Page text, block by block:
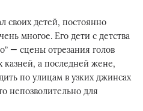
своих детей, постоянно
многое. Его дети с детства
— сцены отрезания голов
а последней жене,
по улицам в узких джинсах
непозволительно для